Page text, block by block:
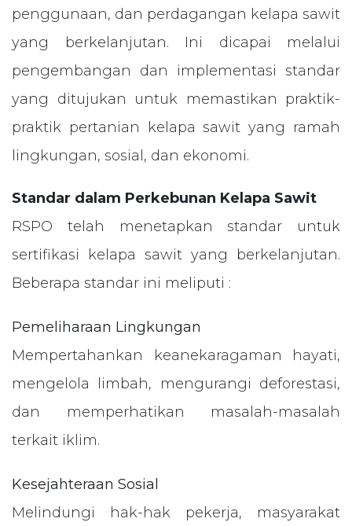
penggunaan, dan perdagangan kelapa sawit
yang berkelanjutan. Ini dicapai melalui
pengembangan dan implementasi standar
yang ditujukan untuk memastikan praktik-
praktik pertanian kelapa sawit yang ramah
lingkungan, sosial, dan ekonomi.
Standar dalam Perkebunan Kelapa Sawit
RSPO telah menetapkan standar untuk
sertifikasi kelapa sawit yang berkelanjutan.
Beberapa standar ini meliputi :
Pemeliharaan Lingkungan
Mempertahankan keanekaragaman hayati,
mengelola limbah, mengurangi deforestasi,
dan memperhatikan masalah-masalah
terkait iklim.
Kesejahteraan Sosial
Melindungi hak-hak pekerja, masyarakat